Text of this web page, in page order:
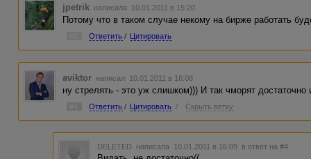
jpetrik написала 10.01.2011 в 15:20
Потому что в таком случае некому на бирже работать
Ответить / Цитировать
aviktor написал 10.01.2011 в 16:08
ну стрелять - это уж слишком))) И так чморят достаточно
Ответить / Цитировать / Скрыть ветку
DELETED написала 10.01.2011 в 16:09 в ответ на #4